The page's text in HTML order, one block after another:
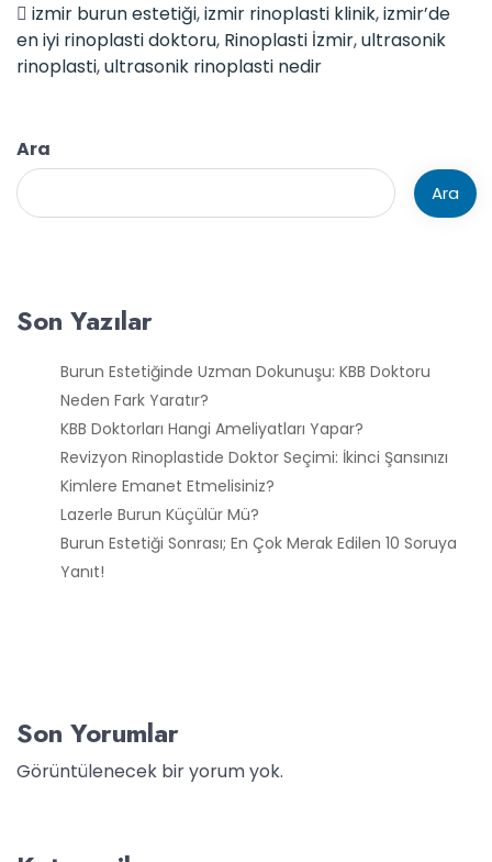
izmir burun estetiği,izmir rinoplasti klinik,izmir’de
en iyi rinoplasti doktoru, Rinoplasti İzmir,ultrasonik
rinoplasti,ultrasonik rinoplasti nedir
Ara
Ara
Son Yazılar
Burun Estetiğinde Uzman Dokunuşu: KBB Doktoru
Neden Fark Yaratır?
KBB Doktorları Hangi Ameliyatları Yapar?
Revizyon Rinoplastide Doktor Seçimi: İkinci Şansınızı
Kimlere Emanet Etmelisiniz?
Lazerle Burun Küçülür Mü?
Burun Estetiği Sonrası; En Çok Merak Edilen 10 Soruya
Yanıt!
Son Yorumlar
Görüntülenecek bir yorum yok.